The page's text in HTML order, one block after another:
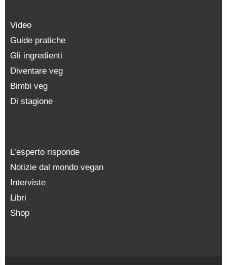
Video
Guide pratiche
Gli ingredienti
Diventare veg
Bimbi veg
Di stagione
L’esperto risponde
Notizie dal mondo vegan
Interviste
Libri
Shop